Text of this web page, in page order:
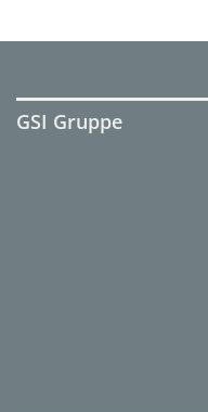
GSI Gruppe